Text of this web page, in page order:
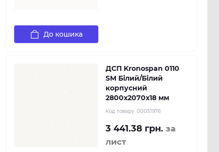
До кошика
ДСП Kronospan 0110
SM Білий/Білий
корпусний
2800x2070x18 мм
Код товару: 00051976
3 441.38 грн. за
лист